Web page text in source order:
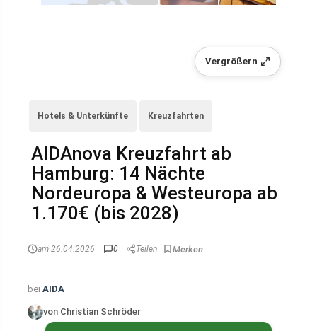
Vergrößern
Hotels & Unterkünfte Kreuzfahrten
AIDAnova Kreuzfahrt ab
Hamburg: 14 Nächte
Nordeuropa & Westeuropa ab
1.170€ (bis 2028)
am 26.04.2026 0 Teilen
bei AIDA
von Christian Schröder